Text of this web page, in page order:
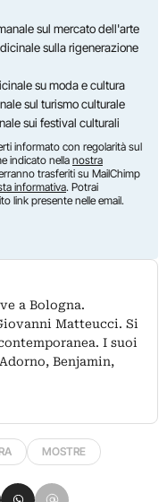
sul mercato dell'arte
sulla rigenerazione
su moda e cultura
sul turismo culturale
sui festival culturali
informato con regolarità sul
indicato nella nostra
trasferiti su MailChimp
informativa. Potrai
link presente nelle email.
a Bologna.
Matteucci. Si
I suoi
Benjamin,
MOSTRE
LinkedIn
su Pinterest
Condividi su WhatsApp
Condividi su Email